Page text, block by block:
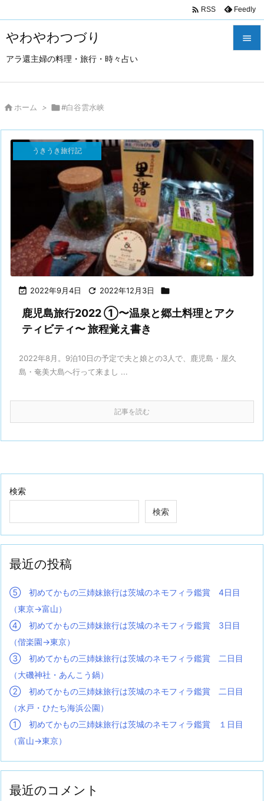
やわやわつづり
アラ還主婦の料理・旅行・時々占い

次へ
 RSS Feedly
 ホーム > #白谷雲水峡
 2022年9月4日  2022年12月3日 
うきうき旅行記
鹿児島旅行2022 ①〜温泉と郷土料理とアク
ティビティ〜 旅程覚え書き
2022年8月。9泊10日の予定で夫と娘との3人で、鹿児島・屋久
島・奄美大島へ行って来まし ...
記事を読む
検索
検索
最近の投稿
⑤ 初めてかもの三姉妹旅行は茨城のネモフィラ鑑賞 4日目
（東京→富山）
④ 初めてかもの三姉妹旅行は茨城のネモフィラ鑑賞 3日目
（偕楽園→東京）
③ 初めてかもの三姉妹旅行は茨城のネモフィラ鑑賞 二日目
（大磯神社・あんこう鍋）
② 初めてかもの三姉妹旅行は茨城のネモフィラ鑑賞 二日目
（水戸・ひたち海浜公園）
① 初めてかもの三姉妹旅行は茨城のネモフィラ鑑賞 １日目
（富山→東京）
最近のコメント